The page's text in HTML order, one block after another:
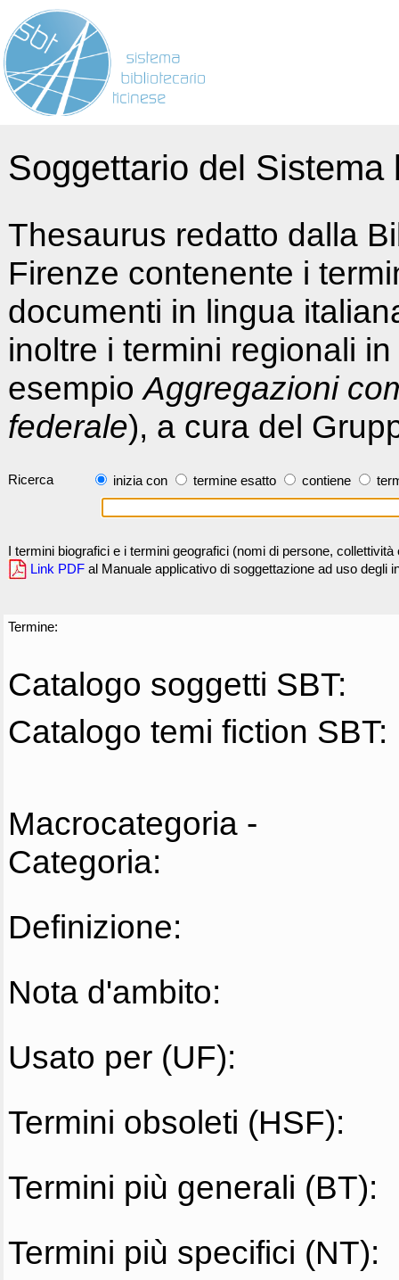
Soggettario del
Thesaurus redatto dalla
Firenze contenente i
documenti in lingua
inoltre i termini regionali
esempioAggregazioni
federale), a cura del
Ricerca inizia con termine esatto contiene
I termini biografici e i termini geografici (nomi di persone,
Link PDF al Manuale applicativo di soggettazione ad uso degli
Termine:
Catalogo soggetti SBT:
Catalogo temi fiction SBT:
Macrocategoria -
Categoria:
Definizione:
Nota d'ambito:
Usato per (UF):
Termini obsoleti (HSF):
Termini più generali (BT):
Termini più specifici (NT):